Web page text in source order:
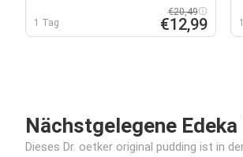
1 Tag
€20,49
€12,99
Nächstgelegene
Dieses Dr. oetker original pudding ist in